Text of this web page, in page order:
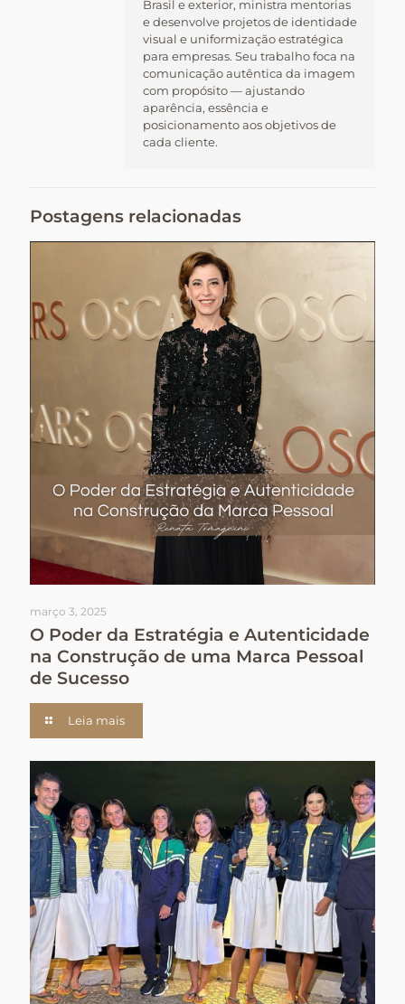
Brasil e exterior, ministra mentorias
e desenvolve projetos de identidade
visual e uniformização estratégica
para empresas. Seu trabalho foca na
comunicação autêntica da imagem
com propósito — ajustando
aparência, essência e
posicionamento aos objetivos de
cada cliente.
Postagens relacionadas
março 3, 2025
O Poder da Estratégia e Autenticidade
na Construção de uma Marca Pessoal
de Sucesso
Leia mais